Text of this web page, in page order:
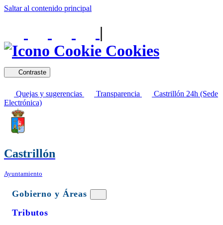
Saltar al contenido principal
|
Cookies
Contraste
Quejas y sugerencias Transparencia
Castrillón 24h (Sede
Electrónica)
Castrillón
Ayuntamiento
Gobierno y Áreas
Tributos